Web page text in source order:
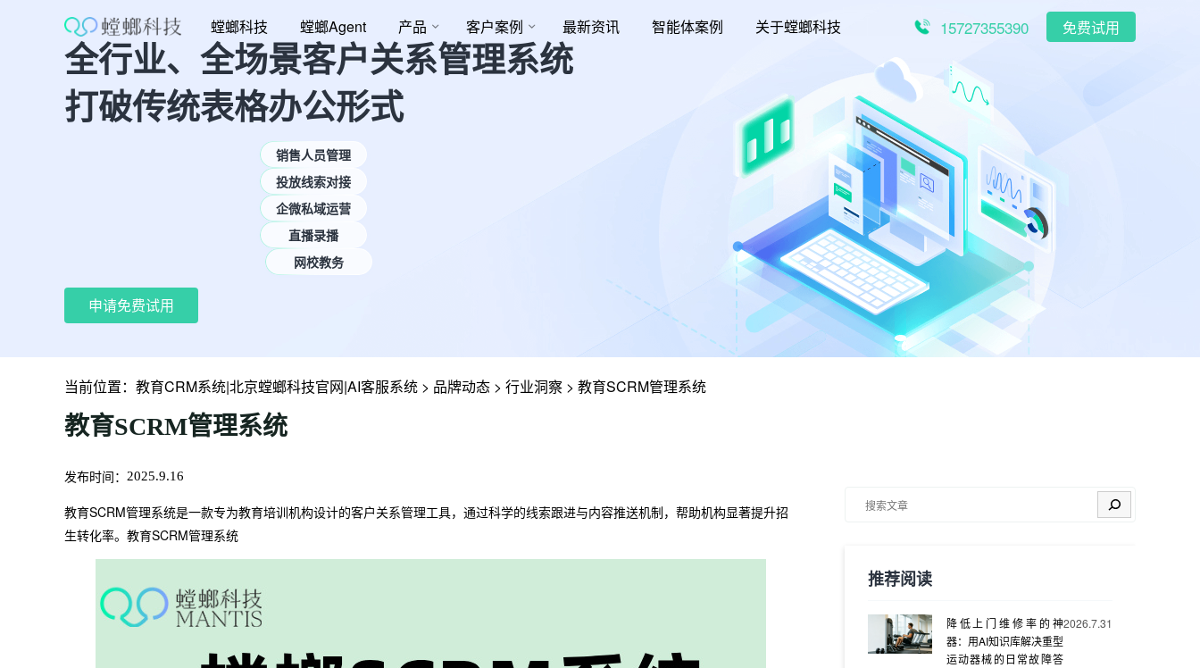
螳螂科技 螳螂Agent 产品 客户案例 最新资讯 智能体案例 关于螳螂科技 15727355390 免费试用
全行业、全场景客户关系管理系统
打破传统表格办公形式
销售人员管理
投放线索对接
企微私域运营
直播录播
网校教务
申请免费试用
当前位置： 教育CRM系统|北京螳螂科技官网|AI客服系统 > 品牌动态 > 行业洞察 > 教育SCRM管理系统
教育SCRM管理系统
发布时间： 2025.9.16
教育SCRM管理系统是一款专为教育培训机构设计的客户关系管理工具，通过科学的线索跟进与内容推送机制，帮助机构显著提升招
生转化率。教育SCRM管理系统
搜索
推荐阅读
降低上门维修率的神
器：用AI知识库解决重型
运动器械的日常故障答
2026.7.31